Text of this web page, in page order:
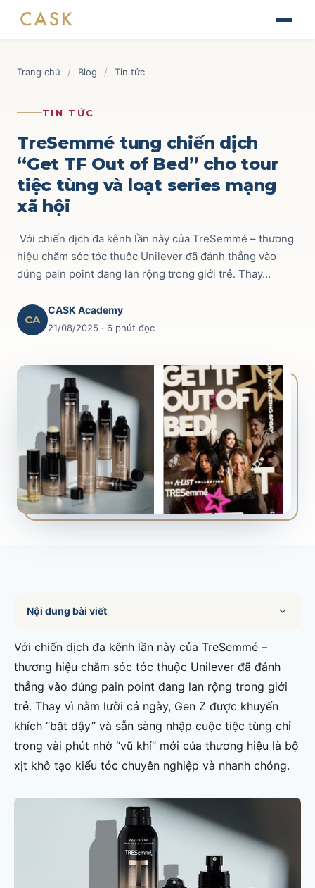
The Journey of Brand Building
Thiết kế chiến lược & kế hoạch Marketing
Tài chính ứng dụng cho quản lý thương mại
Lập kế hoạch kinh doanh hàng năm
Impactful Trade Marketing Management
Thiết kế chiến lược & kế hoạch Trade Marketing
Data-driven Trade Marketing Excellence
Phân tích dữ liệu Trade Marketing
Route To Market Strategy
SALES & DISTRIBUTION
Modern Trade Key Account Management
Quản trị khách hàng trọng điểm kênh hiện đại
Design Winning Ecommerce Channel
Chiến lược kênh thương mại điện tử
LỊCH HỌC
Xem lịch khai giảng tất cả khóa học
Đăng ký ngay →
Trade Marketing 110
Route to Market 52
Ecommerce
Commercial Finance
Key Account
Liên hệ
Trang chủ / Blog / Tin tức
TIN TỨC
TreSemmé tung chiến dịch
“Get TF Out of Bed” cho tour
tiệc tùng và loạt series mạng
xã hội
Với chiến dịch đa kênh lần này của TreSemmé – thương
hiệu chăm sóc tóc thuộc Unilever đã đánh thẳng vào
đúng pain point đang lan rộng trong giới trẻ. Thay…
CA
CASK Academy
21/08/2025 · 6 phút đọc
Nội dung bài viết
Với chiến dịch đa kênh lần này của TreSemmé –
thương hiệu chăm sóc tóc thuộc Unilever đã đánh
thẳng vào đúng pain point đang lan rộng trong giới
trẻ. Thay vì nằm lười cả ngày, Gen Z được khuyến
khích “bật dậy” và sẵn sàng nhập cuộc tiệc tùng chỉ
trong vài phút nhờ “vũ khí” mới của thương hiệu là bộ
xịt khô tạo kiểu tóc chuyên nghiệp và nhanh chóng.